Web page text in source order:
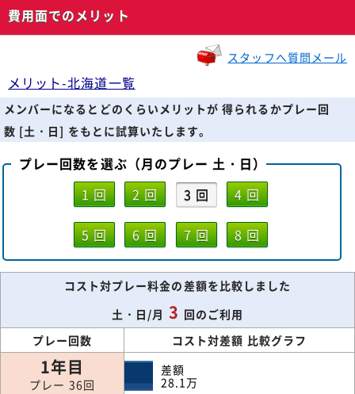
費用面でのメリット
スタッフへ質問メール
メリット-北海道一覧
メンバーになるとどのくらいメリットが 得られるかプレー回
数 [土・日] をもとに試算いたします。
プレー回数を選ぶ（月のプレー 土・日）
1 回
2 回 3 回 4 回
5 回 6 回 7 回 8 回
コスト対プレー料金の差額を比較しました
土・日/月 3 回のご利用
プレー回数
コスト対差額 比較グラフ
1年目
プレー 36回
差額
28.1万